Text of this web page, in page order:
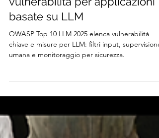
Intelligenza Artificiale
OWASP Top 10 LLM: dieci
vulnerabilità per applicazioni
basate su LLM
umana e monitoraggio per sicurezza.